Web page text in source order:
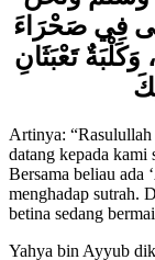
وَسَلَّمَ وَنَحْنُ
فِي صَحْرَاءَ
تَعْبَثَانِ
Artinya: “Rasulullah
datang kepada kami
Bersama beliau ada
menghadap sutrah.